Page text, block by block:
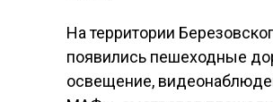
На территории
появились пешеходные
освещение,